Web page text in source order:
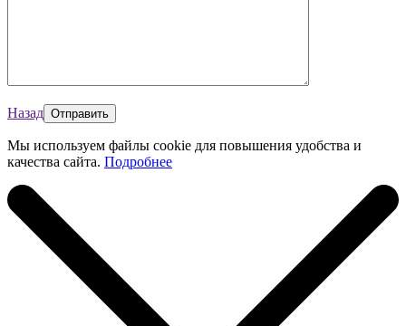
Назад
Мы используем файлы cookie для повышения удобства и
качества сайта. Подробнее